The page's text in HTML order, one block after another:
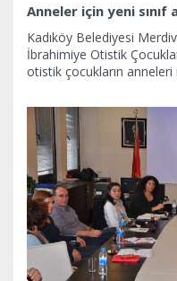
Anneler için yeni sınıf
Kadıköy Belediyesi
İbrahimiye Otistik
otistik çocukların anneleri